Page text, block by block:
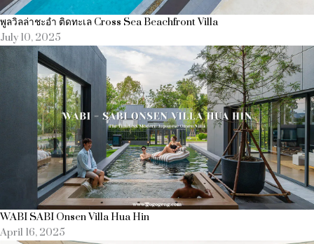
พูลวิลล่าชะอำ ติดทะเล Cross Sea Beachfront Villa
July 10, 2025
WABI SABI Onsen Villa Hua Hin
April 16, 2025